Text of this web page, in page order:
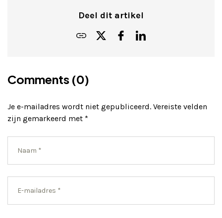
Deel dit artikel
Comments (0)
Je e-mailadres wordt niet gepubliceerd. Vereiste velden
zijn gemarkeerd met *